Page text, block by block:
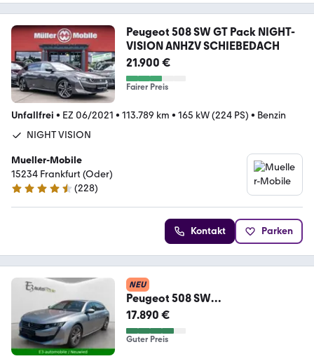
Peugeot 508 SW GT Pack NIGHT-
VISION ANHZV SCHIEBEDACH
21.900 €
Fairer Preis
Unfallfrei • EZ 06/2021 • 113.789 km • 165 kW (224 PS) • Benzin
NIGHT VISION
Mueller-Mobile
15234 Frankfurt (Oder)
4.7 Sterne
(228)
Kontakt Parken
NEU
Peugeot 508 SW
Allure;AHK;AUTOMATIK;KAMERA;
NAVI;DAB
17.890 €
Guter Preis